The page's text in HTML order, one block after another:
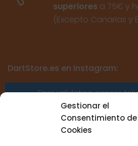
Gestionar el
Consentimiento
Cookies
superiores a 75€ y
(Excepto Canarias y
DartStore.es en Instagram:
Error validating access
Sessions for the user are
because the user is not a